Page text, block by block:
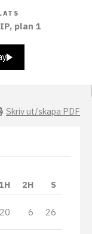
plan 1
Skriv ut/skapa PDF
2H S
20 6 26